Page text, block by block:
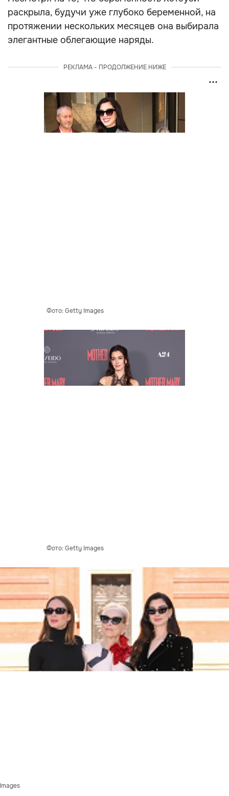
раскрыла, будучи уже глубоко беременной, на
протяжении нескольких месяцев она выбирала
элегантные облегающие наряды.
РЕКЛАМА - ПРОДОЛЖЕНИЕ НИЖЕ
Фото: Getty Images
Фото: Getty Images